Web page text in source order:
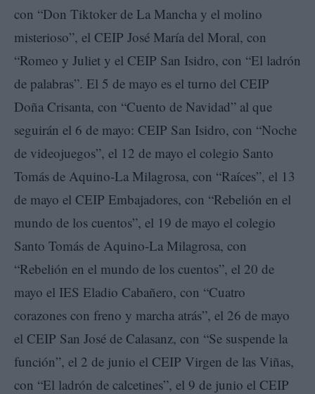
con “Don Tiktoker de La Mancha y el molino
misterioso”, el CEIP José María del Moral, con
“Romeo y Juliet y el CEIP San Isidro, con “El ladrón
de palabras”. El 5 de mayo es el turno del CEIP
Doña Crisanta, con “Cuento de Navidad” al que
seguirán el 6 de mayo: CEIP San Isidro, con “Noche
de videojuegos”, el 12 de mayo el colegio Santo
Tomás de Aquino-La Milagrosa, con “Raíces”, el 13
de mayo el CEIP Embajadores, con “Rebelión en el
mundo de los cuentos”, el 19 de mayo el colegio
Santo Tomás de Aquino-La Milagrosa, con
“Rebelión en el mundo de los cuentos”, el 20 de
mayo el IES Eladio Cabañero, con “Cuatro
corazones con freno y marcha atrás”, el 26 de mayo
el CEIP San José de Calasanz, con “Se suspende la
función”, el 2 de junio el CEIP Virgen de las Viñas,
con “El ladrón de calcetines”, el 9 de junio el CEIP